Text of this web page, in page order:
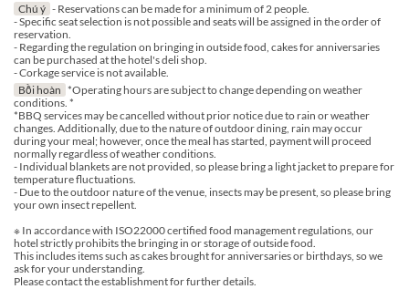
Chú ý - Reservations can be made for a minimum of 2 people.
- Specific seat selection is not possible and seats will be assigned in the order of
reservation.
- Regarding the regulation on bringing in outside food, cakes for anniversaries
can be purchased at the hotel's deli shop.
- Corkage service is not available.
Bồi hoàn *Operating hours are subject to change depending on weather
conditions. *
*BBQ services may be cancelled without prior notice due to rain or weather
changes. Additionally, due to the nature of outdoor dining, rain may occur
during your meal; however, once the meal has started, payment will proceed
normally regardless of weather conditions.
- Individual blankets are not provided, so please bring a light jacket to prepare for
temperature fluctuations.
- Due to the outdoor nature of the venue, insects may be present, so please bring
your own insect repellent.
※ In accordance with ISO22000 certified food management regulations, our
hotel strictly prohibits the bringing in or storage of outside food.
This includes items such as cakes brought for anniversaries or birthdays, so we
ask for your understanding.
Please contact the establishment for further details.